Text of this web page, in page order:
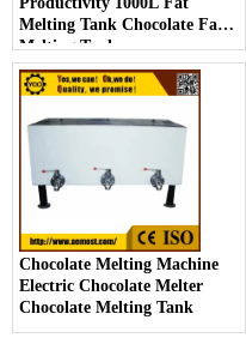
Melting Tank Chocolate Fat
Melting Tank
Chocolate Melting Machine
Electric Chocolate Melter
Chocolate Melting Tank